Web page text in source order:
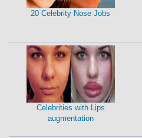
20 Celebrity Nose Jobs
Celebrities with Lips
augmentation